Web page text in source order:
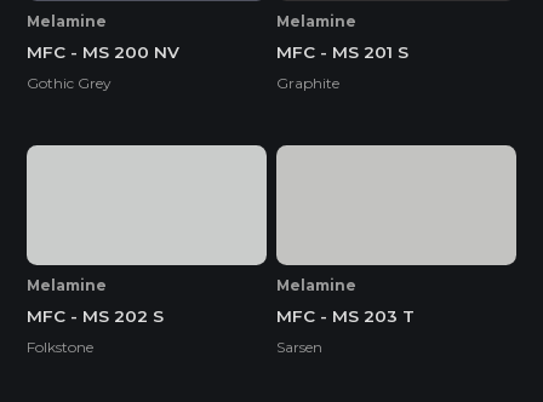
Melamine
MFC - MS 200 NV
Gothic Grey
Melamine
MFC - MS 201 S
Graphite
Melamine
MFC - MS 202 S
Folkstone
Melamine
MFC - MS 203 T
Sarsen